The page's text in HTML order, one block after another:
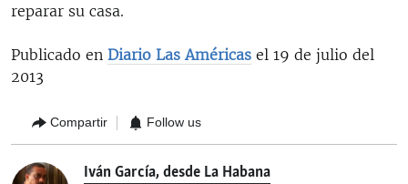
reparar su casa.
Publicado en Diario Las Américas el 19 de julio del
2013
Compartir Follow us
Iván García, desde La Habana